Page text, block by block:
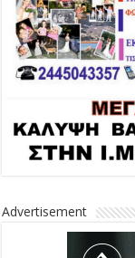
Advertisement